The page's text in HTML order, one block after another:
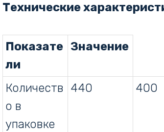
Технические
Показате
ли
Значение
Количеств
о в
упаковке
440 400